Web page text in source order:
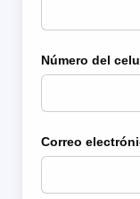
Número del
Correo